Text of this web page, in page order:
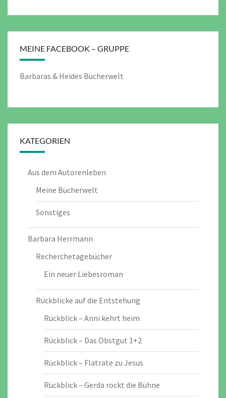
MEINE FACEBOOK – GRUPPE
Barbaras & Heides Bücherwelt
KATEGORIEN
Aus dem Autorenleben
Meine Bücherwelt
Sonstiges
Barbara Herrmann
Recherchetagebücher
Ein neuer Liebesroman
Rückblicke auf die Entstehung
Rückblick – Anni kehrt heim
Rückblick – Das Obstgut 1+2
Rückblick – Flatrate zu Jesus
Rückblick – Gerda rockt die Bühne